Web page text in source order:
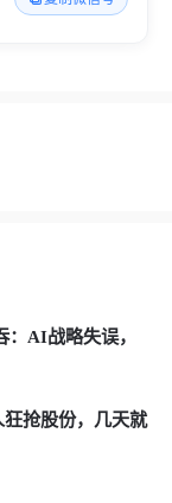
AI战略失误，
抢股份，几天就